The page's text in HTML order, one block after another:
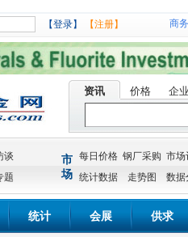
【登录】 【注册】 商
资讯 价格 企
谈
题
市
场
每日价格 钢厂采购 市场
统计数据
走势图 数据
统计 会展 供求